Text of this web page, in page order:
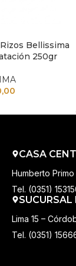
Bellissima
250gr
CASA
Humberto
Tel. (0351)
Lima 15 –
Tel. (0351)